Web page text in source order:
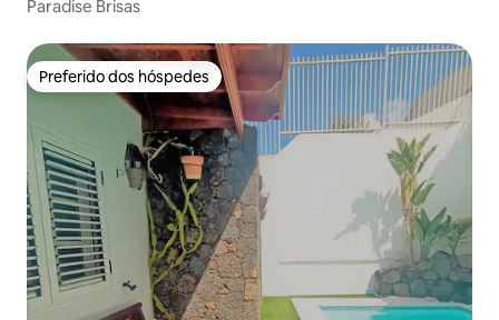
Paradise Brisas
Preferido dos hóspedes
Preferido dos hóspedes